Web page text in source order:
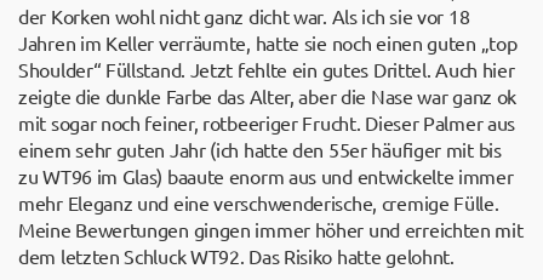
der Korken wohl nicht ganz dicht war. Als ich sie vor 18
Jahren im Keller verräumte, hatte sie noch einen guten „top
Shoulder“ Füllstand. Jetzt fehlte ein gutes Drittel. Auch hier
zeigte die dunkle Farbe das Alter, aber die Nase war ganz ok
mit sogar noch feiner, rotbeeriger Frucht. Dieser Palmer aus
einem sehr guten Jahr (ich hatte den 55er häufiger mit bis
zu WT96 im Glas) baaute enorm aus und entwickelte immer
mehr Eleganz und eine verschwenderische, cremige Fülle.
Meine Bewertungen gingen immer höher und erreichten mit
dem letzten Schluck WT92. Das Risiko hatte gelohnt.